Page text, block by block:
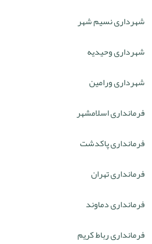
شهرداری نسیم شهر
شهرداری وحیدیه
شهرداری ورامین
فرمانداری اسلامشهر
فرمانداری پاکدشت
فرمانداری تهران
فرمانداری دماوند
فرمانداری رباط کریم